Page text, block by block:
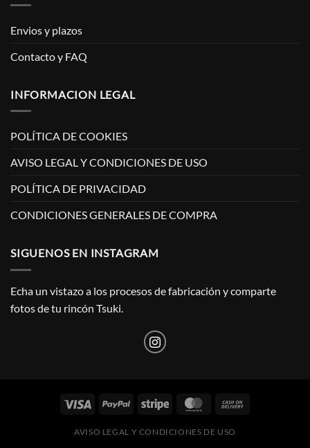
Envios y plazos
Contacto y FAQ
INFORMACION LEGAL
POLÍTICA DE COOKIES
AVISO LEGAL Y CONDICIONES DE USO
POLÍTICA DE PRIVACIDAD
CONDICIONES GENERALES DE COMPRA
SIGUENOS EN INSTAGRAM
Echa un vistazo a los procesos de fabricación y comparte
fotos de tu rincón Tsuki.
AVISO LEGAL Y CONDICIONES DE USO